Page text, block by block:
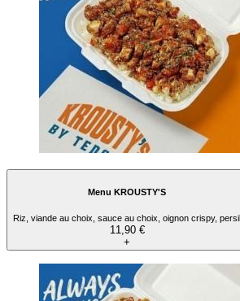
Menu KROUSTY'S
Riz, viande au choix, sauce au choix, oignon crispy, persil
11,90 €
+